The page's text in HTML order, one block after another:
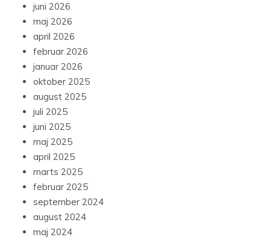
juni 2026
maj 2026
april 2026
februar 2026
januar 2026
oktober 2025
august 2025
juli 2025
juni 2025
maj 2025
april 2025
marts 2025
februar 2025
september 2024
august 2024
maj 2024